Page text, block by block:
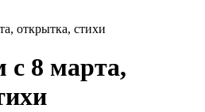
открытка, стихи
с 8 марта,